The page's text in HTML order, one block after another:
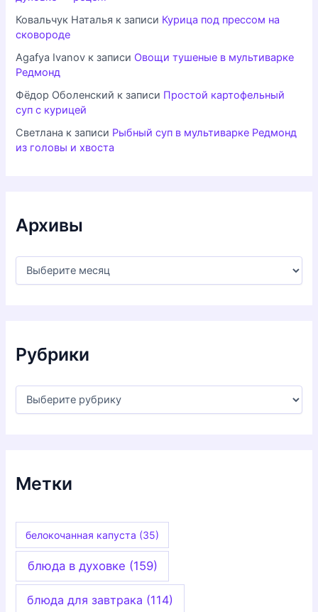
Ковальчук Наталья к записи Курица под прессом на
сковороде
Agafya Ivanov к записи Овощи тушеные в мультиварке
Редмонд
Фёдор Оболенский к записи Простой картофельный
суп с курицей
Светлана к записи Рыбный суп в мультиварке Редмонд
из головы и хвоста
Архивы
Рубрики
и
Метки
белокочанная капуста (35)
блюда в духовке (159)
блюда для завтрака (114)